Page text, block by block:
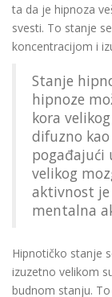
ta da je hipnoza
svesti. To stanje
koncentracijom i
Stanje
hipnoze
kora
difuzno
pogađajući
velikog
aktivnost
mentalna
Hipnotičko stanje
izuzetno velikom
budnom stanju.